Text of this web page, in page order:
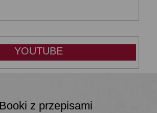
YOUTUBE
z przepisami